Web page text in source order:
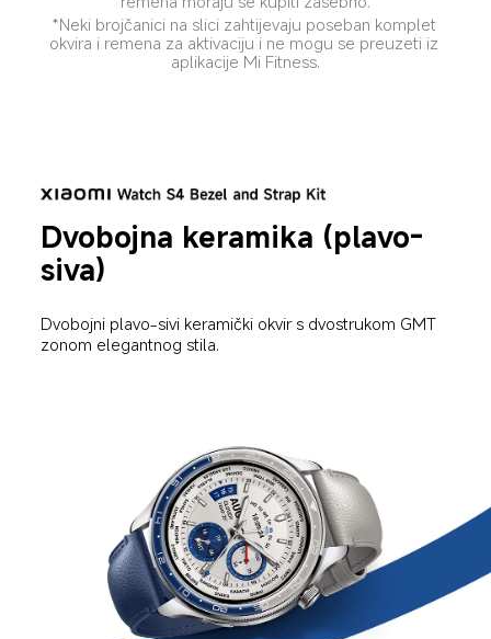
*Neki brojčanici na slici zahtijevaju poseban komplet
okvira i remena za aktivaciju i ne mogu se preuzeti iz
aplikacije Mi Fitness.
Dvobojna keramika (plavo-
siva)
Dvobojni plavo-sivi keramički okvir s dvostrukom GMT
zonom elegantnog stila.